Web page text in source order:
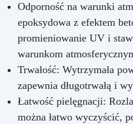
Odporność na warunki
epoksydowa z efektem
promieniowanie UV i
warunkom
Trwałość: Wytrzymała
zapewnia długotrwałą i
Łatwość pielęgnacji:
można łatwo wyczyścić,